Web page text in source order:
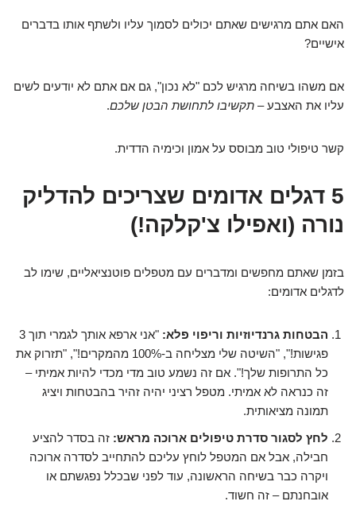
האם אתם מרגישים שאתם יכולים לסמוך עליו ולשתף אותו בדברים
אישיים?
אם משהו בשיחה מרגיש לכם "לא נכון", גם אם אתם לא יודעים לשים
עליו את האצבע – תקשיבו לתחושת הבטן שלכם.
קשר טיפולי טוב מבוסס על אמון וכימיה הדדית.
5 דגלים אדומים שצריכים להדליק
נורה (ואפילו צ'קלקה!)
בזמן שאתם מחפשים ומדברים עם מטפלים פוטנציאליים, שימו לב
לדגלים אדומים:
הבטחות גרנדיוזיות וריפוי פלא:
"אני ארפא אותך לגמרי תוך 3
פגישות!", "השיטה שלי מצליחה ב-100% מהמקרים!", "תזרוק את
כל התרופות שלך!". אם זה נשמע טוב מדי מכדי להיות אמיתי –
זה כנראה לא אמיתי. מטפל רציני יהיה זהיר בהבטחות ויציג
תמונה מציאותית.
לחץ לסגור סדרת טיפולים ארוכה מראש: זה בסדר להציע
חבילה, אבל אם המטפל לוחץ עליכם להתחייב לסדרה ארוכה
ויקרה כבר בשיחה הראשונה, עוד לפני שבכלל נפגשתם או
אובחנתם – זה חשוד.